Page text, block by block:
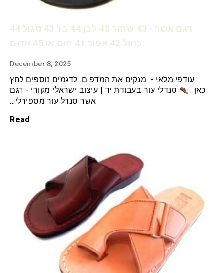
דגם אשר - 43 שחור 45 לבן 44 בז' 43 סגול 44
כחול 42 אפור 41 חום או 45 אדום
December 8, 2025
עודפי מלאי - מנקים את המדפים. לדגמים נוספים לחץ
כאן .
סנדלי עור בעבודת יד | עיצוב ישראלי מקורי - דגם
אשר סנדל עור מספירלי…
Read